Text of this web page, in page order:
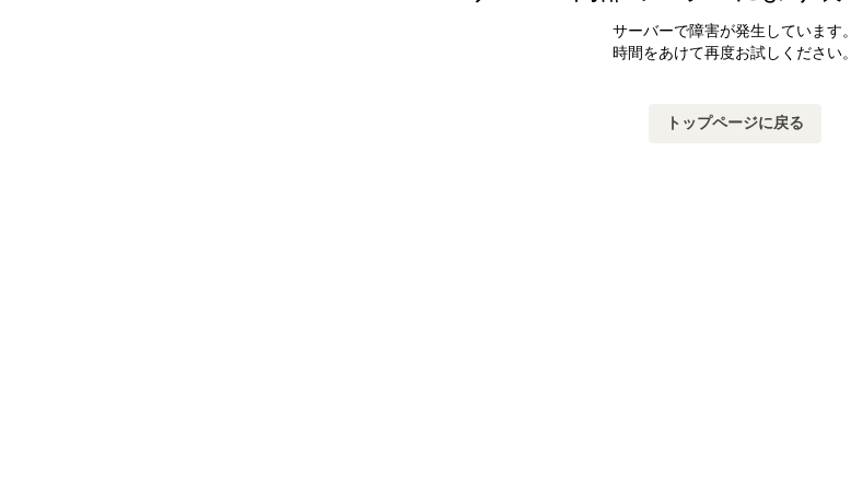
サーバーで障害が発生しています。
時間をあけて再度お試しください。
トップページに戻る